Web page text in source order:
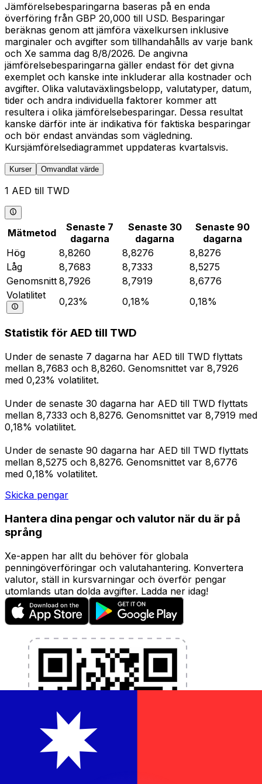
Jämförelsebesparingarna baseras på en enda
överföring från GBP 20,000 till USD. Besparingar
beräknas genom att jämföra växelkursen inklusive
marginaler och avgifter som tillhandahålls av varje bank
och Xe samma dag 8/8/2026. De angivna
jämförelsebesparingarna gäller endast för det givna
exemplet och kanske inte inkluderar alla kostnader och
avgifter. Olika valutaväxlingsbelopp, valutatyper, datum,
tider och andra individuella faktorer kommer att
resultera i olika jämförelsebesparingar. Dessa resultat
kanske därför inte är indikativa för faktiska besparingar
och bör endast användas som vägledning.
Kursjämförelsediagrammet uppdateras kvartalsvis.
Kurser Omvandlat värde
1 AED till TWD
Mätmetod
Senaste 7
dagarna
Senaste 30
dagarna
Senaste 90
dagarna
Hög
8,8260 8,8276
8,8276
Låg
8,7683 8,7333
8,5275
Genomsnitt 8,7926 8,7919
8,6776
Volatilitet
0,23% 0,18% 0,18%
Statistik för AED till TWD
Under de senaste 7 dagarna har AED till TWD flyttats
mellan 8,7683 och 8,8260. Genomsnittet var 8,7926
med 0,23% volatilitet.
Under de senaste 30 dagarna har AED till TWD flyttats
mellan 8,7333 och 8,8276. Genomsnittet var 8,7919 med
0,18% volatilitet.
Under de senaste 90 dagarna har AED till TWD flyttats
mellan 8,5275 och 8,8276. Genomsnittet var 8,6776
med 0,18% volatilitet.
Skicka pengar
Hantera dina pengar och valutor när du är på
språng
Xe-appen har allt du behöver för globala
penningöverföringar och valutahantering. Konvertera
valutor, ställ in kursvarningar och överför pengar
utomlands utan dolda avgifter. Ladda ner idag!